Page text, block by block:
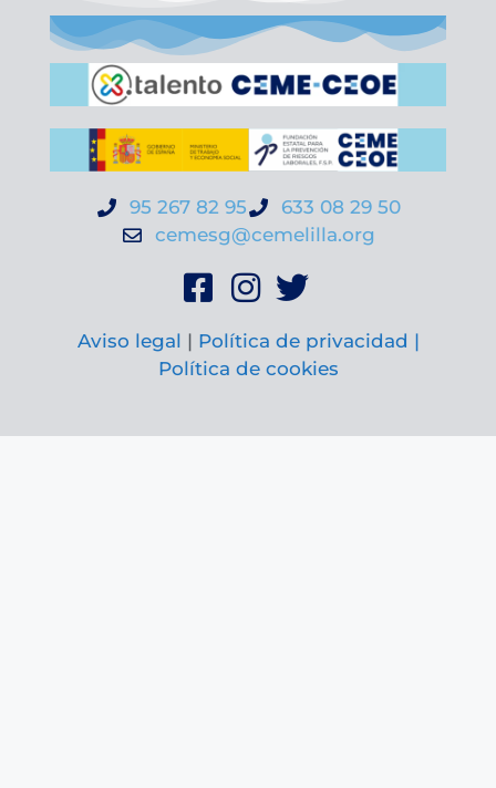
95 267 82 95
633 08 29 50
cemesg@cemelilla.org
Aviso legal | Política de privacidad |
Política de cookies